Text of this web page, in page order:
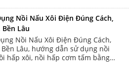
để chọn mua nồi chưng cất tinh dầu
nhất với ngân sách và nhu cầu
bạn!
Nồi Nấu Xôi Điện Đúng Cách,
Bền Lâu
Nồi Nấu Xôi Điện Đúng Cách,
Bền Lâu, hướng dẫn sử dụng nồi
hấp xôi, nồi hấp cơm tấm bằng